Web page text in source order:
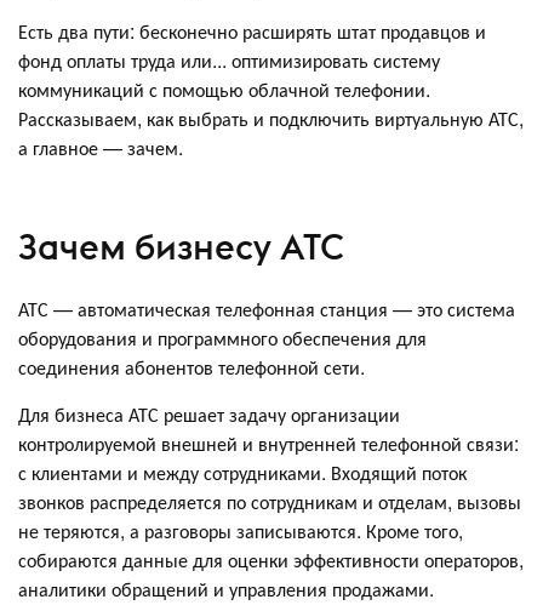
Есть два пути: бесконечно расширять штат продавцов и
фонд оплаты труда или... оптимизировать систему
коммуникаций с помощью облачной телефонии.
Рассказываем, как выбрать и подключить виртуальную АТС,
а главное — зачем.
Зачем бизнесу АТС
АТС — автоматическая телефонная станция — это система
оборудования и программного обеспечения для
соединения абонентов телефонной сети.
Для бизнеса АТС решает задачу организации
контролируемой внешней и внутренней телефонной связи:
с клиентами и между сотрудниками. Входящий поток
звонков распределяется по сотрудникам и отделам, вызовы
не теряются, а разговоры записываются. Кроме того,
собираются данные для оценки эффективности операторов,
аналитики обращений и управления продажами.